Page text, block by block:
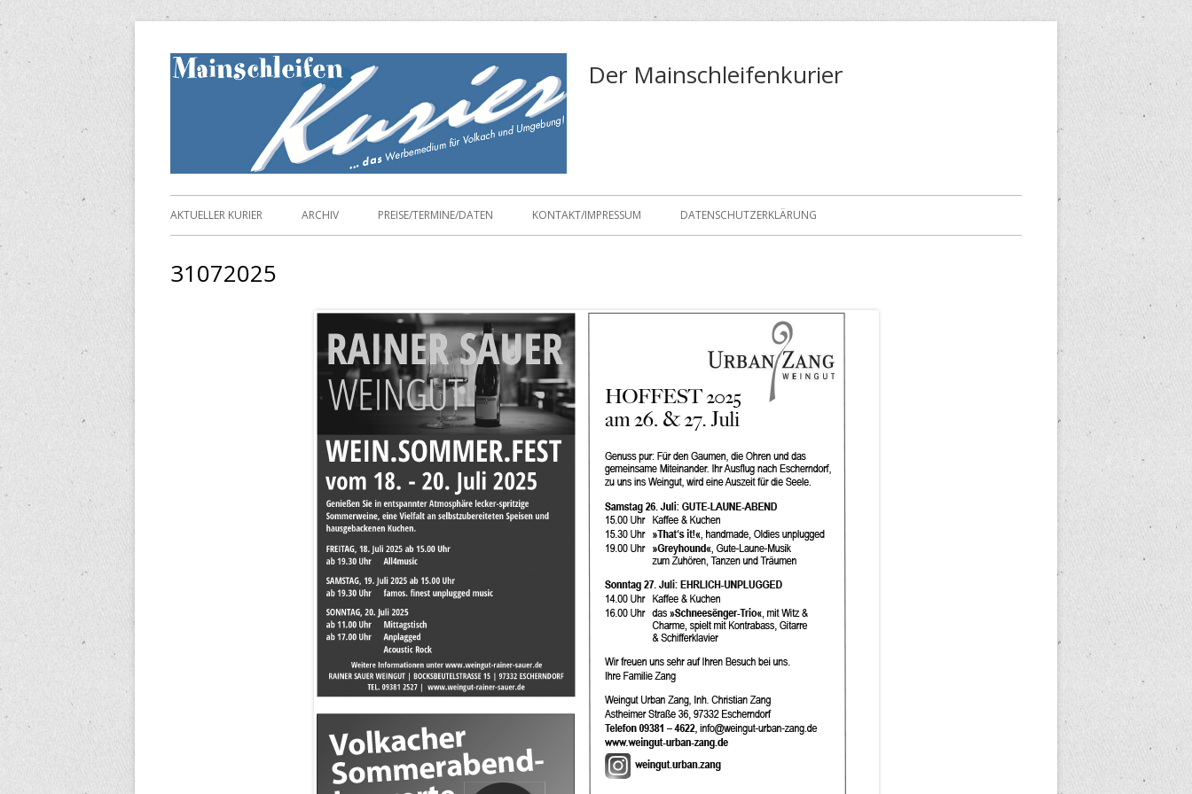
zum
Inhalt
Der Mainschleifenkurier
Primäres
AKTUELLER KURIER ARCHIV PREISE/TERMINE/DATEN KONTAKT/IMPRESSUM DATENSCHUTZERKLÄRUNG
31072025